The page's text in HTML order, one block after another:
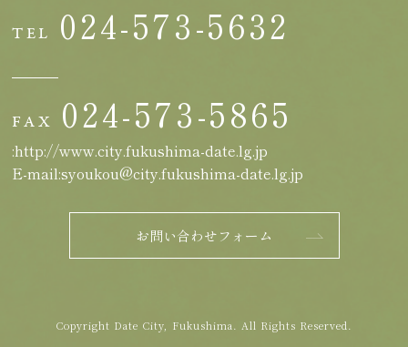
TEL 024-573-5632
FAX 024-573-5865
:http://www.city.fukushima-date.lg.jp
E-mail:syoukou@city.fukushima-date.lg.jp
お問い合わせフォーム
Copyright Date City, Fukushima. All Rights Reserved.